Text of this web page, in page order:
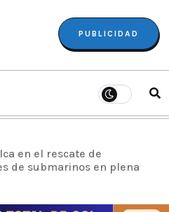
PUBLICIDAD
en el rescate de
de submarinos en plena